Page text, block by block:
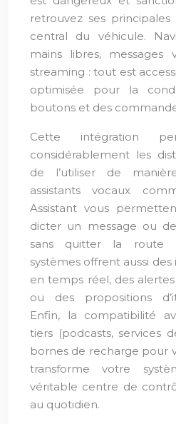
retrouvez ses principales
central du véhicule.
mains libres, messages
streaming : tout est
optimisée pour la
boutons et des
Cette intégration
considérablement les
de l’utiliser de
assistants vocaux
Assistant vous
dicter un message ou
sans quitter la route
systèmes offrent aussi
en temps réel, des
ou des propositions
Enfin, la compatibilité
tiers (podcasts, services
bornes de recharge pour
transforme votre
véritable centre de
au quotidien.